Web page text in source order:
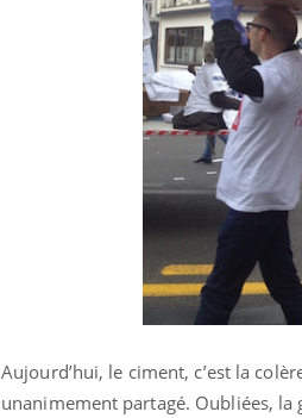
Aujourd’hui, le ciment, c’est la
unanimement partagé. Oubliées,
Les médicaments GLP-1
protègent-ils aussi les os
Cytomégalovirus : ce qui
change dans la prise en
charge des femmes